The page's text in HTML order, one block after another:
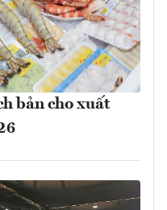
bản cho xuất